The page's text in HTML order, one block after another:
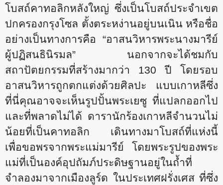
โบสถ์คาทอลิกหลังใหญ่ ซึ่งเป็นโบสถ์ประจำเขต
ปกครองกรุงโซล ตั้งตระหง่านอยู่บนเนิน หรือชื่อ
อย่างเป็นทางการคือ “อาสนวิหารพระนางมารีย์
ผู้ปฏิสนธินิรมล” นอกจากจะได้ชมกับ
สถาปัตยกรรมที่สร้างมากว่า 130 ปี โดยรอบ
อาสนวิหารถูกตกแต่งด้วยศิลปะ แบบเกาหลีซึ่ง
ที่นี่คุณอาจจะเห็นรูปปั้นพระเยซู ที่แปลกออกไป
และที่พลาดไม่ได้ ดารานักร้องเกาหลีจำนวนไม่
น้อยที่เป็นคาทอลิก เดินทางมาโบสถ์ที่แห่งนี้
เพื่อขอพรจากพระแม่มารีย์ โดยพระรูปของพระ
แม่ที่เป็นองค์อุปถัมภ์ประดิษฐานอยู่ในถ้ำที่
จำลองมาจากเมืองลูร์ด ในประเทศฝรั่งเศส ที่ซึ่ง